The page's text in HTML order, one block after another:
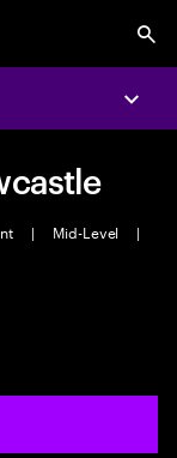
| Mid-Level
|